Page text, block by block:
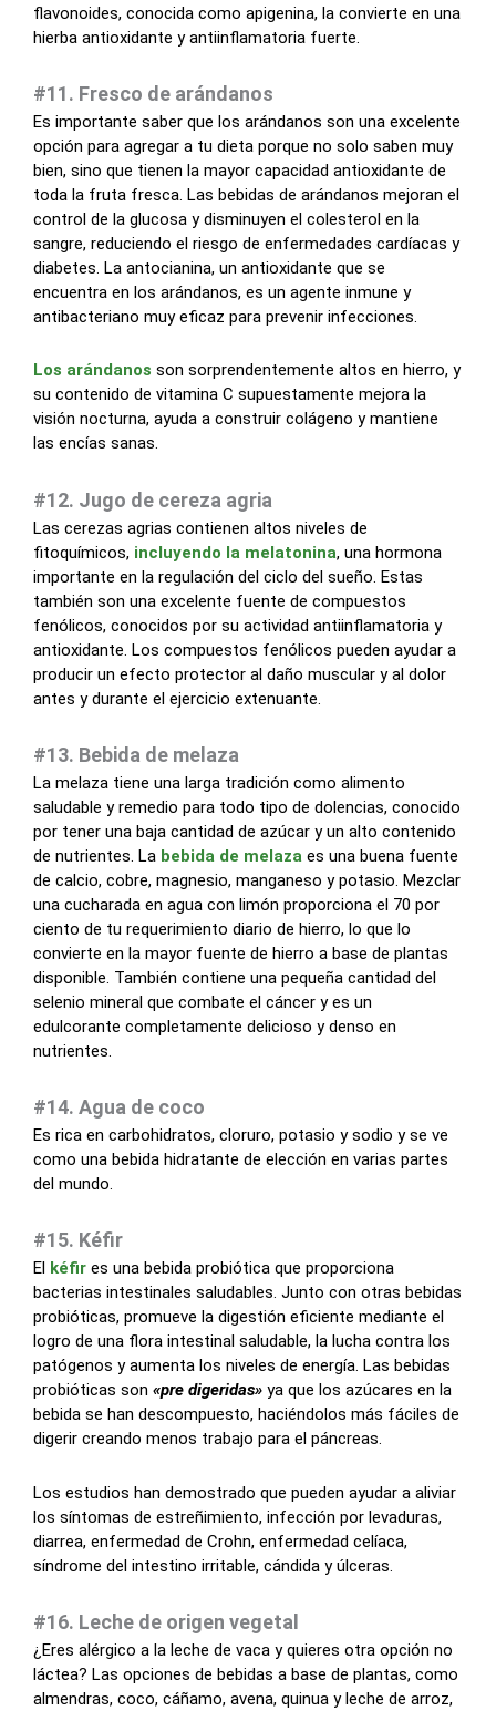
flavonoides, conocida como apigenina, la convierte en una
hierba antioxidante y antiinflamatoria fuerte.
#11. Fresco de arándanos
Es importante saber que los arándanos son una excelente
opción para agregar a tu dieta porque no solo saben muy
bien, sino que tienen la mayor capacidad antioxidante de
toda la fruta fresca. Las bebidas de arándanos mejoran el
control de la glucosa y disminuyen el colesterol en la
sangre, reduciendo el riesgo de enfermedades cardíacas y
diabetes. La antocianina, un antioxidante que se
encuentra en los arándanos, es un agente inmune y
antibacteriano muy eficaz para prevenir infecciones.
Los arándanos son sorprendentemente altos en hierro, y
su contenido de vitamina C supuestamente mejora la
visión nocturna, ayuda a construir colágeno y mantiene
las encías sanas.
#12. Jugo de cereza agria
Las cerezas agrias contienen altos niveles de
fitoquímicos, incluyendo la melatonina, una hormona
importante en la regulación del ciclo del sueño. Estas
también son una excelente fuente de compuestos
fenólicos, conocidos por su actividad antiinflamatoria y
antioxidante. Los compuestos fenólicos pueden ayudar a
producir un efecto protector al daño muscular y al dolor
antes y durante el ejercicio extenuante.
#13. Bebida de melaza
La melaza tiene una larga tradición como alimento
saludable y remedio para todo tipo de dolencias, conocido
por tener una baja cantidad de azúcar y un alto contenido
de nutrientes. La bebida de melaza es una buena fuente
de calcio, cobre, magnesio, manganeso y potasio. Mezclar
una cucharada en agua con limón proporciona el 70 por
ciento de tu requerimiento diario de hierro, lo que lo
convierte en la mayor fuente de hierro a base de plantas
disponible. También contiene una pequeña cantidad del
selenio mineral que combate el cáncer y es un
edulcorante completamente delicioso y denso en
nutrientes.
#14. Agua de coco
Es rica en carbohidratos, cloruro, potasio y sodio y se ve
como una bebida hidratante de elección en varias partes
del mundo.
#15. Kéfir
El kéfir es una bebida probiótica que proporciona
bacterias intestinales saludables. Junto con otras bebidas
probióticas, promueve la digestión eficiente mediante el
logro de una flora intestinal saludable, la lucha contra los
patógenos y aumenta los niveles de energía. Las bebidas
probióticas son «pre digeridas» ya que los azúcares en la
bebida se han descompuesto, haciéndolos más fáciles de
digerir creando menos trabajo para el páncreas.
Los estudios han demostrado que pueden ayudar a aliviar
los síntomas de estreñimiento, infección por levaduras,
diarrea, enfermedad de Crohn, enfermedad celíaca,
síndrome del intestino irritable, cándida y úlceras.
#16. Leche de origen vegetal
¿Eres alérgico a la leche de vaca y quieres otra opción no
láctea? Las opciones de bebidas a base de plantas, como
almendras, coco, cáñamo, avena, quinua y leche de arroz,